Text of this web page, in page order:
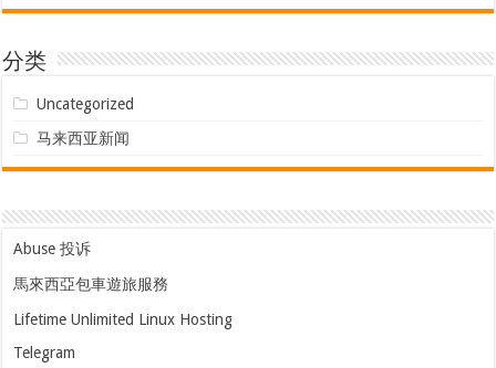
分类
Uncategorized
马来西亚新闻
Abuse 投诉
馬來西亞包車遊旅服務
Lifetime Unlimited Linux Hosting
Telegram